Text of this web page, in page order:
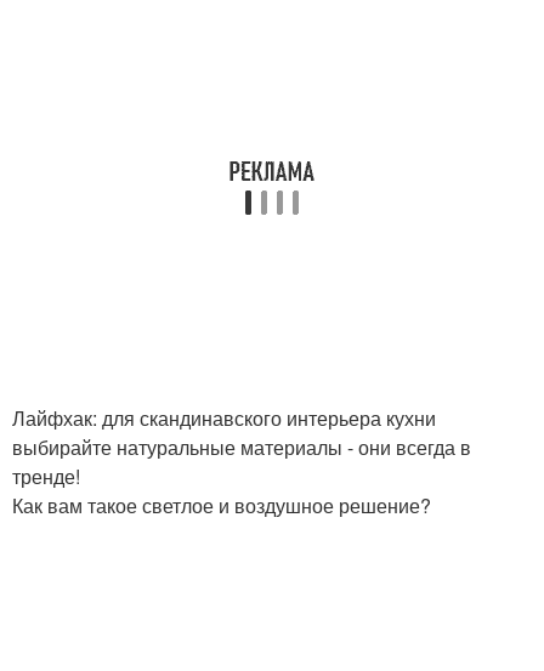
Лайфхак: для скандинавского интерьера кухни
выбирайте натуральные материалы - они всегда в
тренде!
Как вам такое светлое и воздушное решение?